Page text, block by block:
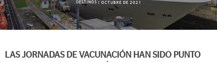
DESTINOS OCTUBRE DE 2021
LAS JORNADAS DE VACUNACIÓN HAN SIDO PUNTO